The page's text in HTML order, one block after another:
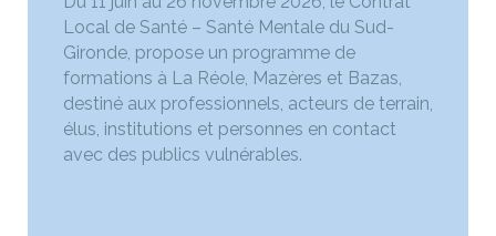
Local de Santé – Santé Mentale du Sud-
Gironde, propose un programme de
formations à La Réole, Mazères et Bazas,
destiné aux professionnels, acteurs de terrain,
élus, institutions et personnes en contact
avec des publics vulnérables.